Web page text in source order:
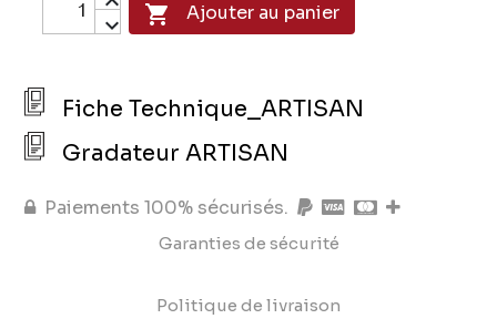
 Ajouter au panier
Fiche Technique_ARTISAN
Gradateur ARTISAN
Paiements 100% sécurisés.
Garanties de sécurité
Politique de livraison